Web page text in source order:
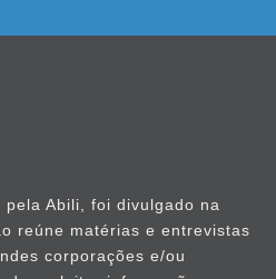
Abili, foi divulgado na
reúne matérias e entrevistas
corporações e/ou